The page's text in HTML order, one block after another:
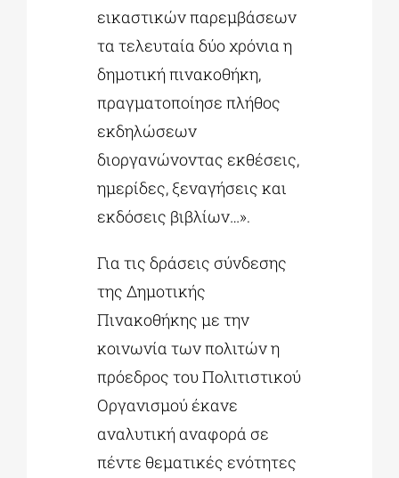
εικαστικών παρεμβάσεων
τα τελευταία δύο χρόνια η
δημοτική πινακοθήκη,
πραγματοποίησε πλήθος
εκδηλώσεων
διοργανώνοντας εκθέσεις,
ημερίδες, ξεναγήσεις και
εκδόσεις βιβλίων…».
Για τις δράσεις σύνδεσης
της Δημοτικής
Πινακοθήκης με την
κοινωνία των πολιτών η
πρόεδρος του Πολιτιστικού
Οργανισμού έκανε
αναλυτική αναφορά σε
πέντε θεματικές ενότητες